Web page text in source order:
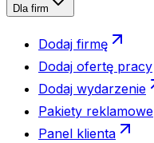
Dla firm
Dodaj firmę
Dodaj ofertę pracy
Dodaj wydarzenie
Pakiety reklamowe
Panel klienta